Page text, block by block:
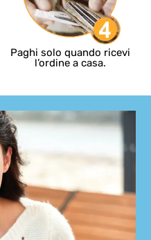
Paghi solo quando ricevi
l’ordine a casa.